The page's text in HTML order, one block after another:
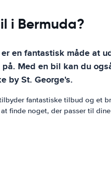
i Bermuda?
en fantastisk måde at
Med en bil kan du
by St. George's.
fantastiske tilbud og et
finde noget, der passer til